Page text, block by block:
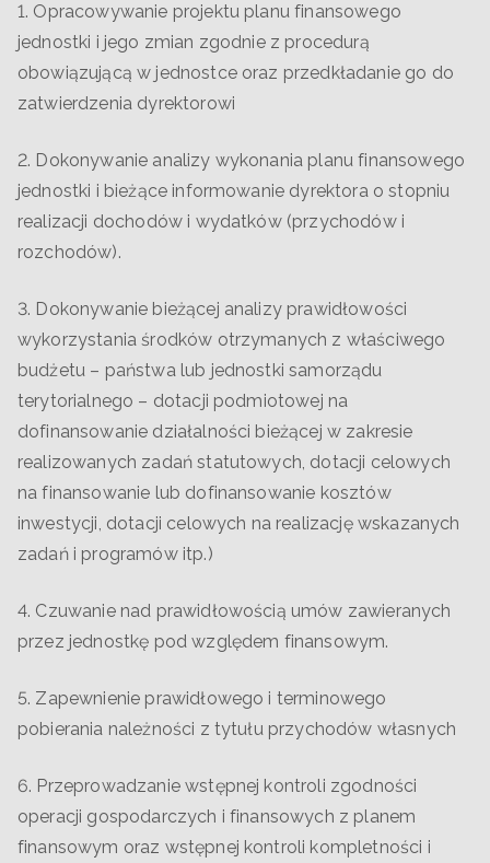
1. Opracowywanie projektu planu finansowego
jednostki i jego zmian zgodnie z procedurą
obowiązującą w jednostce oraz przedkładanie go do
zatwierdzenia dyrektorowi
2. Dokonywanie analizy wykonania planu finansowego
jednostki i bieżące informowanie dyrektora o stopniu
realizacji dochodów i wydatków (przychodów i
rozchodów).
3. Dokonywanie bieżącej analizy prawidłowości
wykorzystania środków otrzymanych z właściwego
budżetu – państwa lub jednostki samorządu
terytorialnego – dotacji podmiotowej na
dofinansowanie działalności bieżącej w zakresie
realizowanych zadań statutowych, dotacji celowych
na finansowanie lub dofinansowanie kosztów
inwestycji, dotacji celowych na realizację wskazanych
zadań i programów itp.)
4. Czuwanie nad prawidłowością umów zawieranych
przez jednostkę pod względem finansowym.
5. Zapewnienie prawidłowego i terminowego
pobierania należności z tytułu przychodów własnych
6. Przeprowadzanie wstępnej kontroli zgodności
operacji gospodarczych i finansowych z planem
finansowym oraz wstępnej kontroli kompletności i